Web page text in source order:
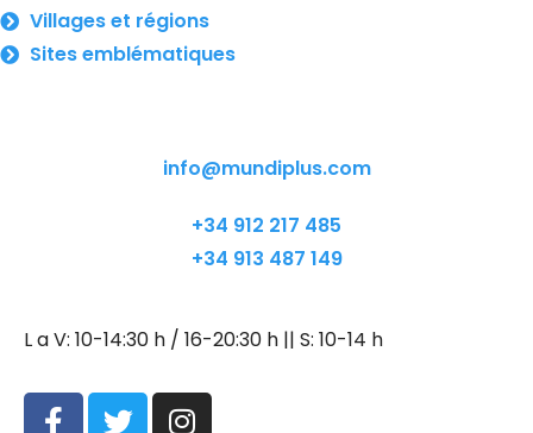
Villages et régions
Sites emblématiques
info@mundiplus.com
+34 912 217 485
+34 913 487 149
L a V: 10-14:30 h / 16-20:30 h || S: 10-14 h